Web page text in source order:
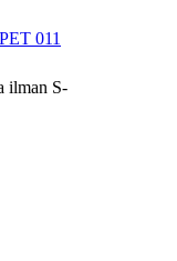
011
ilman S-